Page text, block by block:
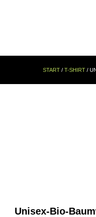
START / T-SHIRT /
Unisex-Bio-